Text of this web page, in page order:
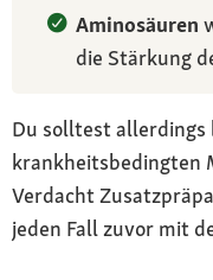
Aminosäuren
die Stärkung
Du solltest allerdings
krankheitsbedingten
Verdacht
jeden Fall zuvor mit